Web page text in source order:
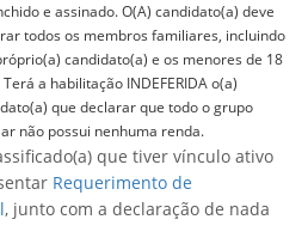
e assinado. O(A) candidato(a) deve
todos os membros familiares, incluindo
candidato(a) e os menores de 18
a habilitação INDEFERIDA o(a)
que declarar que todo o grupo
não possui nenhuma renda.
que tiver vínculo ativo
Requerimento de
, junto com a declaração de nada